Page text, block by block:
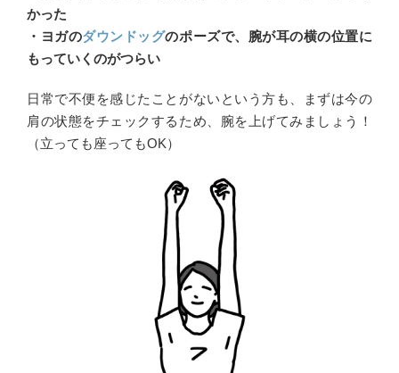
かった
・ヨガのダウンドッグのポーズで、腕が耳の横の位置に
もっていくのがつらい
日常で不便を感じたことがないという方も、まずは今の
肩の状態をチェックするため、腕を上げてみましょう！
（立っても座ってもOK）